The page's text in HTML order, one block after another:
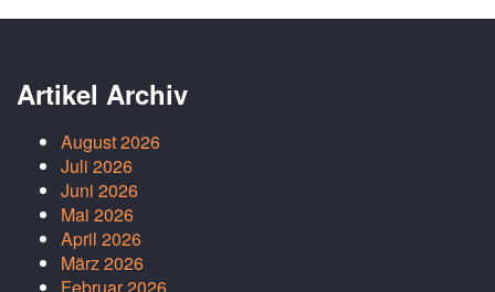
Artikel Archiv
August 2026
Juli 2026
Juni 2026
Mai 2026
April 2026
März 2026